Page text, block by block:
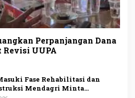
Perpanjangan Dana
Revisi UUPA
Fase Rehabilitasi dan
Mendagri Minta